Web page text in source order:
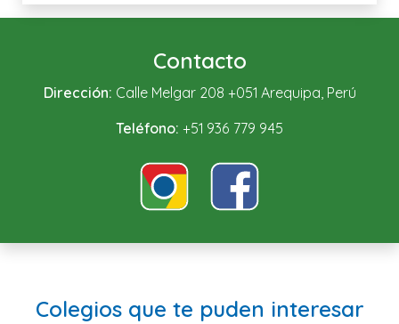
Contacto
Dirección: Calle Melgar 208 +051 Arequipa, Perú
Teléfono: +51 936 779 945
Colegios que te puden interesar